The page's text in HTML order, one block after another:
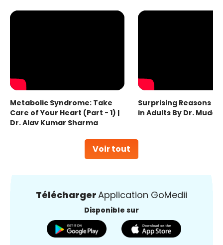
Voir tout
Metabolic Syndrome: Take
Care of Your Heart (Part - 1) |
Dr. Ajay Kumar Sharma
Surprising Reasons
in Adults By Dr.
TéléchargerApplication GoMedii
Disponible sur